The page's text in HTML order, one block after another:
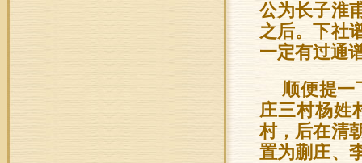
公为长子淮
之后。下社
一定有过通
顺便提一
庄三村杨姓
村，后在清
置为蒯庄、